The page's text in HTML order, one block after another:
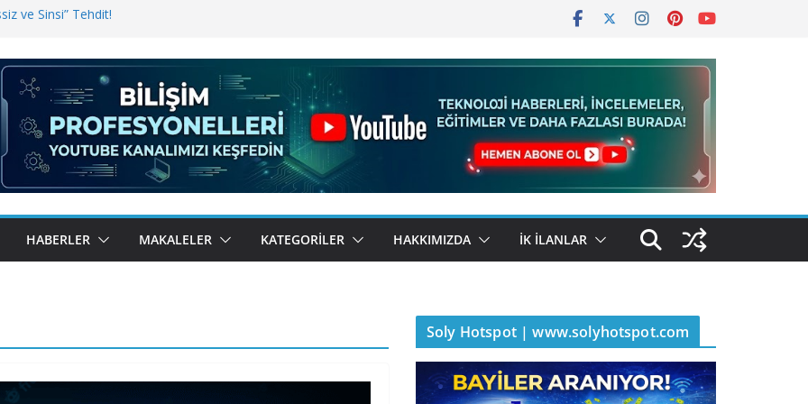
ve Sinsi” Tehdit!
Bugün BulutTahsilat’ta
Kemal Oral Tüm Sorularımızı
HABERLER MAKALELER KATEGORILER HAKKIMIZDA İK İLANLAR
Soly Hotspot | www.solyhotspot.com